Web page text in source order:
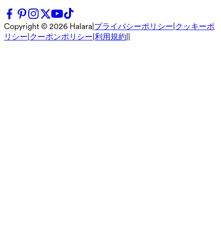
Copyright © 2026 Halara プライバシーポリシー クッキーポ
リシー クーポンポリシー 利用規約